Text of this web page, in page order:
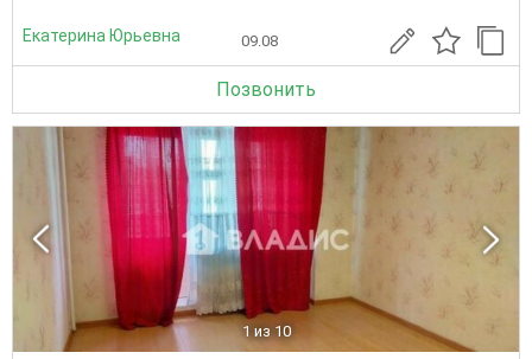
Екатерина Юрьевна 09.08
Позвонить
1 из 10